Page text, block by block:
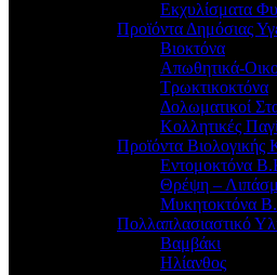
Εκχυλίσματα
Προϊόντα Δημόσιας
Βιοκτόνα
Απωθητικά-
Τρωκτικοκτόνα
Δολωματικοί
Κολλητικές
Προϊόντα Βιολογικής
Εντομοκτόνα
Θρέψη –
Μυκητοκτόνα
Πολλαπλασιαστικό
Βαμβάκι
Ηλίανθος